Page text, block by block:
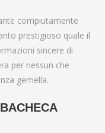
compiutamente
prestigioso quale il
sincere di
per nessun che
gemella.